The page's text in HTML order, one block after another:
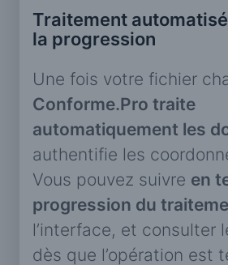
Traitement
la progression
Une fois votre fichier
Conforme.Pro traite
automatiquement les
authentifie les
Vous pouvez suivre en
progression du
l’interface, et consulter
dès que l’opération est